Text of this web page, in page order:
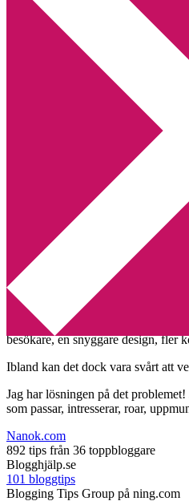
Hem
Boktolva
Författarfemman
Kontakt
Webbshop Amazon
Utskriftscentralen
Min tv-blogg
You are here:Home Inför
Inför
2010-06-24 Annika
Jag hoppas att ni har markerat
besökare, en snyggare design, fler
Ibland kan det dock vara svårt att
Jag har lösningen på det
som passar, intresserar, roar,
Nanok.com
892 tips från 36 toppbloggare
Blogghjälp.se
101 bloggtips
Blogging Tips Group på ning.com